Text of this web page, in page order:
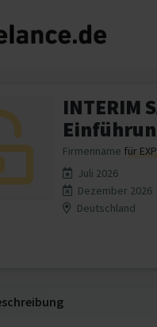
INTERIM
Firmenname für
Juli 2026
Dezember 2026
Deutschland